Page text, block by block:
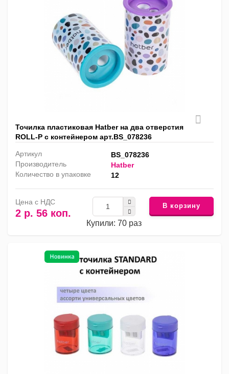
Точилка пластиковая Hatber на два отверстия
ROLL-P с контейнером арт.BS_078236
Артикул
BS_078236
Производитель
Hatber
Количество в упаковке
12
Цена с НДС
2 р. 56 коп.
Купили: 70 раз
В корзину